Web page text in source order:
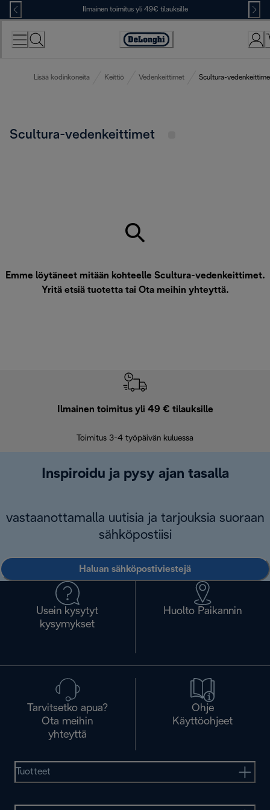
Skip
to
Content
Ilmainen toimitus yli 49€ tilauksille
Accessibility
Lisää kodinkoneita Keittiö Vedenkeittimet Scultura-
Scultura-vedenkeittimet
Emme löytäneet mitään kohteelle Scultura-vedenkeittimet.
Yritä etsiä tuotetta tai Ota meihin yhteyttä.
Ilmainen toimitus yli 49 € tilauksille
Toimitus 3-4 työpäivän kuluessa
Inspiroidu ja pysy ajan tasalla
vastaanottamalla uutisia ja tarjouksia suoraan
sähköpostiisi
Haluan sähköpostiviestejä
Usein kysytyt
kysymykset
Huolto Paikannin
Tarvitsetko apua?
Ota meihin
yhteyttä
Ohje
Käyttöohjeet
Tuotteet